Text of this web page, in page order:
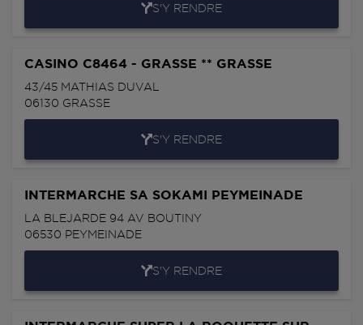
S'Y RENDRE
CASINO C8464 - GRASSE ** GRASSE
43/45 MATHIAS DUVAL
06130 GRASSE
S'Y RENDRE
INTERMARCHE SA SOKAMI PEYMEINADE
LA BLEJARDE 94 AV BOUTINY
06530 PEYMEINADE
S'Y RENDRE